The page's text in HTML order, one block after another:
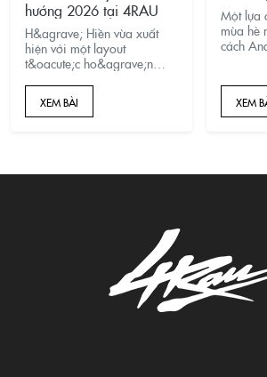
hướng 2026 tại 4RAU
H&agrave; Hiền vừa xuất
hiện với một layout
t&oacute;c ho&agrave;n
m&aacute;i giữa
ph&oacute;ng
G&ograve;n&rdquo;. 4RAU
hệ thống ho&aacute; form
n&agrave;y th&agrave;nh
một g&oacute;i dịch vụ
chuẩn salon với t&ecirc;n gọi
Minamino Perm: uốn nhẹ
XEM BÀI
Một lựa
mùa hè
cách
XEM